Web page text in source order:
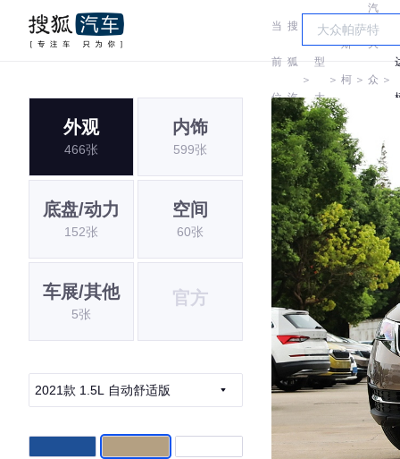
当
前
位
置:
搜
狐
汽
车
＞
车
型
大
全
＞
斯
柯
达
＞
汽
大
众
达
＞
外观
466张
内饰
599张
底盘/动力
152张
空间
60张
车展/其他
5张
官方
2021款 1.5L 自动舒适版